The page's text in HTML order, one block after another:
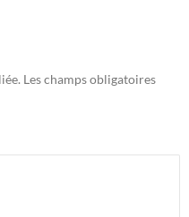
Les champs obligatoires